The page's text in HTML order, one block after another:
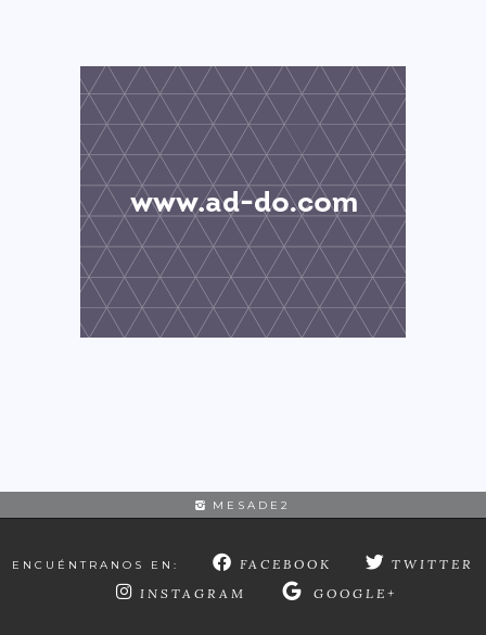
MESADE2
ENCUÉNTRANOS EN: FACEBOOK
TWITTER
INSTAGRAM
GOOGLE+